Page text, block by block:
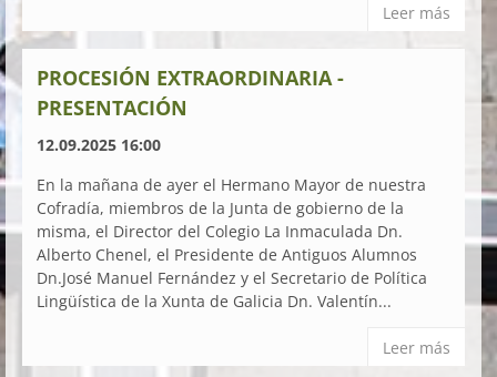
Leer más
PROCESIÓN EXTRAORDINARIA -
PRESENTACIÓN
12.09.2025 16:00
En la mañana de ayer el Hermano Mayor de nuestra
Cofradía, miembros de la Junta de gobierno de la
misma, el Director del Colegio La Inmaculada Dn.
Alberto Chenel, el Presidente de Antiguos Alumnos
Dn.José Manuel Fernández y el Secretario de Política
Lingüística de la Xunta de Galicia Dn. Valentín...
Leer más